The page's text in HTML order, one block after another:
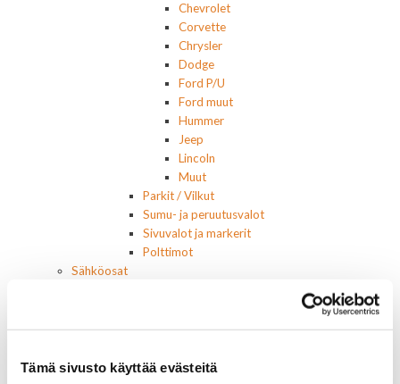
Tämä sivusto käyttää evästeitä
Chevrolet
Corvette
Chrysler
Dodge
Ford P/U
Ford muut
Hummer
Jeep
Lincoln
Muut
Parkit / Vilkut
Sumu- ja peruutusvalot
Sivuvalot ja markerit
Polttimot
Sähköosat
Lasinnostin- ja keskuslukon moottorit
Laturit ja laturin osat
Laturin osat